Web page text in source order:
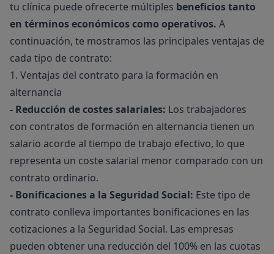
tu clínica puede ofrecerte múltiples beneficios tanto
en términos económicos como operativos. A
continuación, te mostramos las principales ventajas de
cada tipo de contrato:
1. Ventajas del contrato para la formación en
alternancia
- Reducción de costes salariales: Los trabajadores
con contratos de formación en alternancia tienen un
salario acorde al tiempo de trabajo efectivo, lo que
representa un coste salarial menor comparado con un
contrato ordinario.
- Bonificaciones a la Seguridad Social: Este tipo de
contrato conlleva importantes bonificaciones en las
cotizaciones a la Seguridad Social. Las empresas
pueden obtener una reducción del 100% en las cuotas